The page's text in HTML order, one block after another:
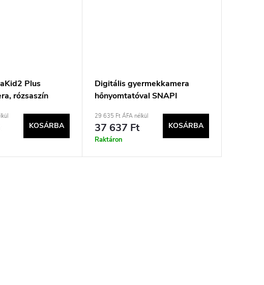
Plus
rózsaszín
KOSÁRBA
Digitális gyermekkamera
hőnyomtatóval SNAPI
29 635 Ft ÁFA nélkül
37 637 Ft
Raktáron
KOSÁRBA